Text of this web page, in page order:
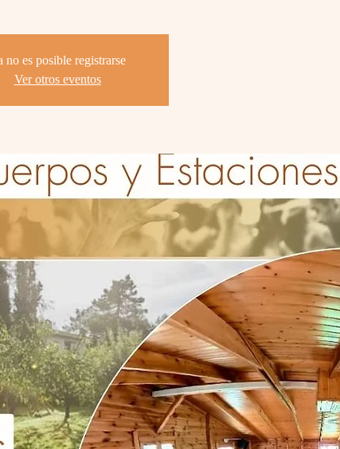
no es posible registrarse
Ver otros eventos